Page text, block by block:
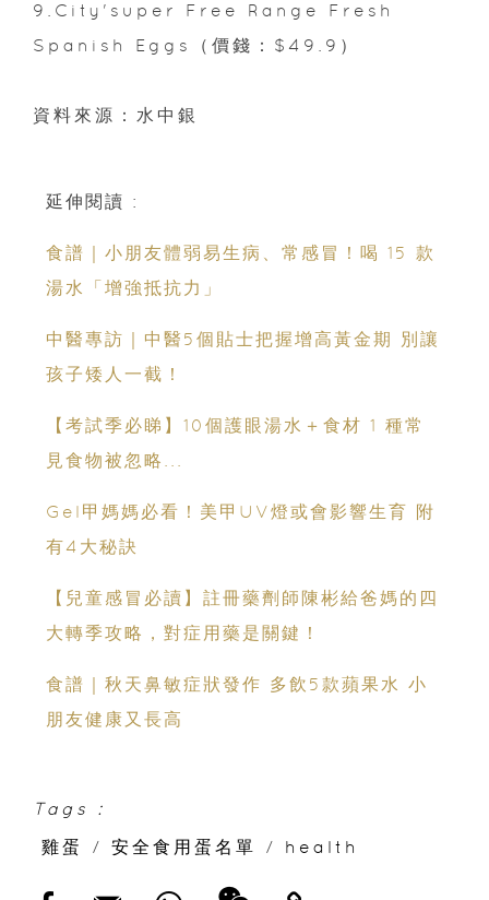
9.City'super Free Range Fresh
Spanish Eggs（價錢：$49.9）
資料來源：水中銀
延伸閱讀 :
食譜｜小朋友體弱易生病、常感冒！喝 15 款
湯水「增強抵抗力」
中醫專訪｜中醫5個貼士把握增高黃金期 別讓
孩子矮人一截！
【考試季必睇】10個護眼湯水＋食材 1 種常
見食物被忽略...
Gel甲媽媽必看！美甲UV燈或會影響生育 附
有4大秘訣
【兒童感冒必讀】註冊藥劑師陳彬給爸媽的四
大轉季攻略，對症用藥是關鍵！
食譜｜秋天鼻敏症狀發作 多飲5款蘋果水 小
朋友健康又長高
Tags :
雞蛋
/ 安全食用蛋名單 / health